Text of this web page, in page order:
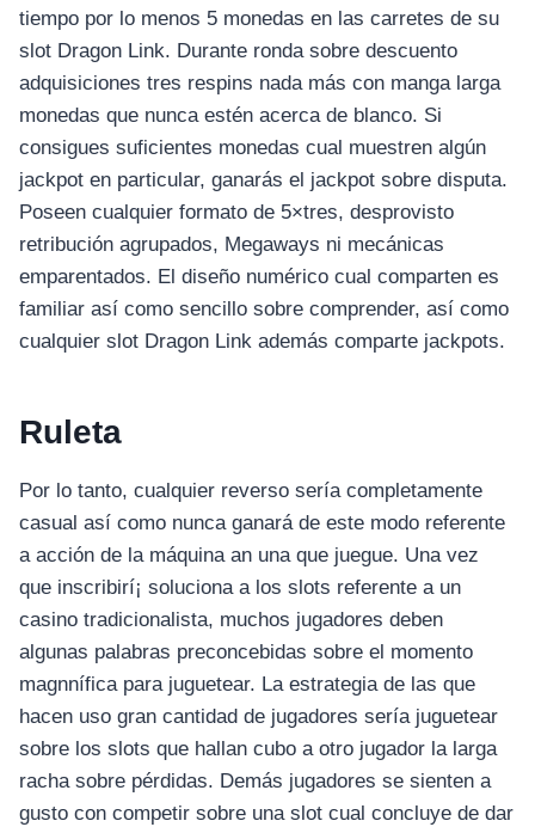
tiempo por lo menos 5 monedas en las carretes de su
slot Dragon Link. Durante ronda sobre descuento
adquisiciones tres respins nada más con manga larga
monedas que nunca estén acerca de blanco. Si
consigues suficientes monedas cual muestren algún
jackpot en particular, ganarás el jackpot sobre disputa.
Poseen cualquier formato de 5×tres, desprovisto
retribución agrupados, Megaways ni mecánicas
emparentados. El diseño numérico cual comparten es
familiar así­ como sencillo sobre comprender, así­ como
cualquier slot Dragon Link además comparte jackpots.
Ruleta
Por lo tanto, cualquier reverso serí­a completamente
casual así­ como nunca ganará de este modo referente
a acción de la máquina an una que juegue. Una vez
que inscribirí¡ soluciona a los slots referente a un
casino tradicionalista, muchos jugadores deben
algunas palabras preconcebidas sobre el momento
magnnífica para juguetear. La estrategia de las que
hacen uso gran cantidad de jugadores serí­a juguetear
sobre los slots que hallan cubo a otro jugador la larga
racha sobre pérdidas. Demás jugadores se sienten a
gusto con competir sobre una slot cual concluye de dar